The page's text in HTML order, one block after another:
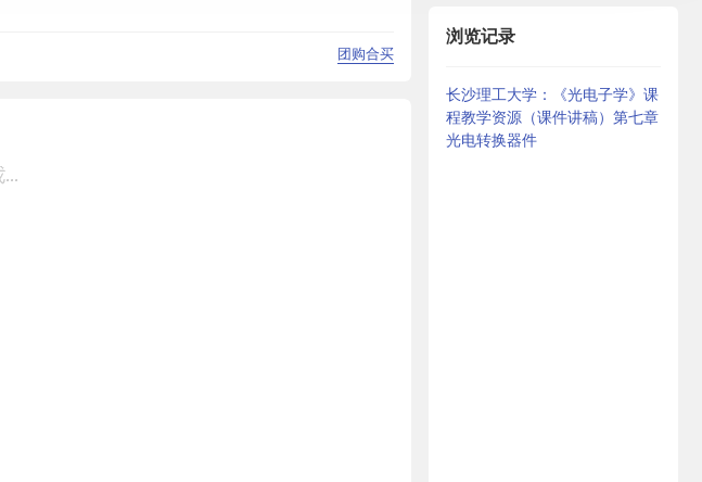
团购合买
浏览记录
长沙理工大学：《光电子学》课
程教学资源（课件讲稿）第七章
光电转换器件